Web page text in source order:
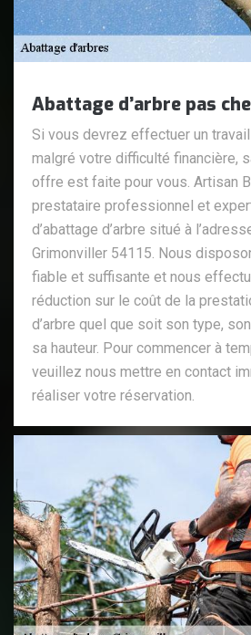
Abattage d’arbre pas
Si vous devrez effectuer un travail
malgré votre difficulté financière,
offre est faite pour vous. Artisan
prestataire professionnel et
d’abattage d’arbre situé à
Grimonviller 54115. Nous
fiable et suffisante et nous
réduction sur le coût de la
d’arbre quel que soit son type,
sa hauteur. Pour commencer à
veuillez nous mettre en contact
réaliser votre réservation.